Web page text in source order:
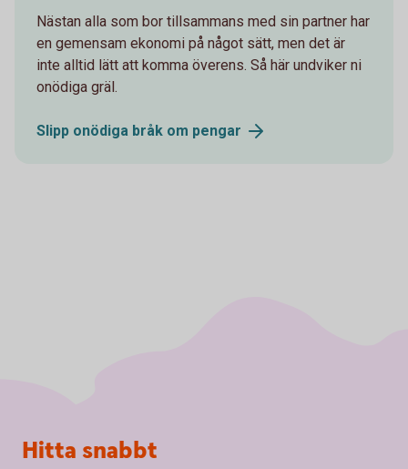
Nästan alla som bor tillsammans med sin partner har
en gemensam ekonomi på något sätt, men det är
inte alltid lätt att komma överens. Så här undviker ni
onödiga gräl.
Slipp onödiga bråk om pengar
Sidfot
Hitta snabbt